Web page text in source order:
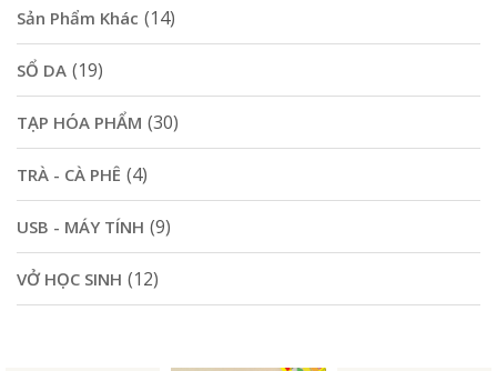
Sản Phẩm Khác (14)
SỔ DA (19)
TẠP HÓA PHẨM (30)
TRÀ - CÀ PHÊ (4)
USB - MÁY TÍNH (9)
VỞ HỌC SINH (12)